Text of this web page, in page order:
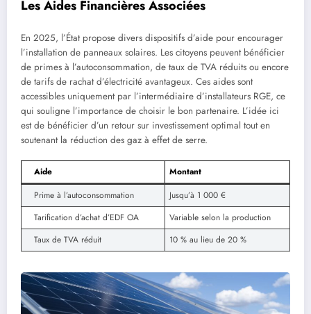
Les Aides Financières Associées
En 2025, l’État propose divers dispositifs d’aide pour encourager
l’installation de panneaux solaires. Les citoyens peuvent bénéficier
de primes à l’autoconsommation, de taux de TVA réduits ou encore
de tarifs de rachat d’électricité avantageux. Ces aides sont
accessibles uniquement par l’intermédiaire d’installateurs RGE, ce
qui souligne l’importance de choisir le bon partenaire. L’idée ici
est de bénéficier d’un retour sur investissement optimal tout en
soutenant la réduction des gaz à effet de serre.
Aide
Montant
Prime à l’autoconsommation
Jusqu’à 1 000 €
Tarification d’achat d’EDF OA
Variable selon la production
Taux de TVA réduit
10 % au lieu de 20 %